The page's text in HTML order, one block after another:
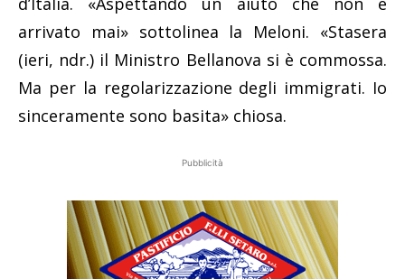
arrivato mai» sottolinea la Meloni. «Stasera
(ieri, ndr.) il Ministro Bellanova si è commossa.
Ma per la regolarizzazione degli immigrati. Io
sinceramente sono basita» chiosa.
Pubblicità